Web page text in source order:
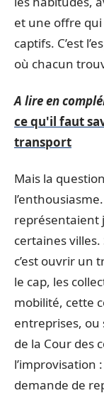
et une offre qui
captifs. C’est
où chacun
A lire en
ce qu'il faut
transport
Mais la
représentaient
certaines
c’est ouvrir un
le cap, les
mobilité, cette
entreprises, ou
de la Cour des
l’improvisation
demande de